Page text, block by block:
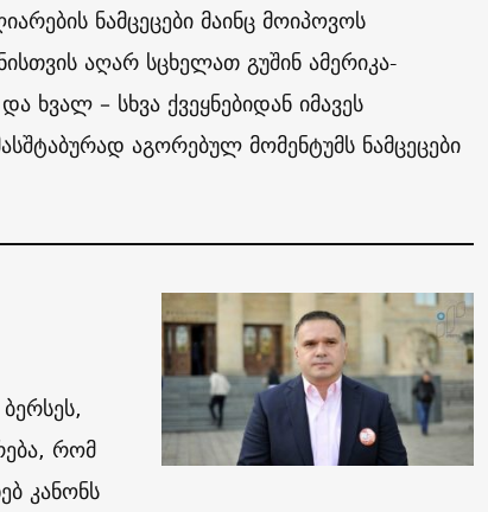
ნამცეცები მაინც მოიპოვოს
აღარ სცხელათ გუშინ ამერიკა-
ხვალ – სხვა ქვეყნებიდან იმავეს
აგორებულ მომენტუმს ნამცეცები
რომ
კანონს